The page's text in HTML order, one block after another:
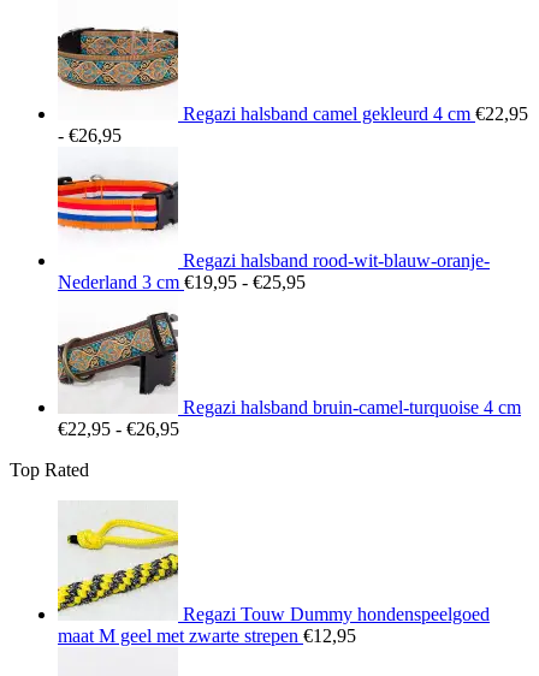
Regazi halsband camel gekleurd 4 cm €22,95
- €26,95Prijsklasse:
tot
€26,95
Regazi halsband rood-wit-blauw-oranje-
Nederland 3 cm €19,95 - €25,95Prijsklasse:
Regazi halsband bruin-camel-turquoise 4 cm
€22,95 - €26,95Prijsklasse:
Top Rated
Regazi Touw Dummy hondenspeelgoed
maat M geel met zwarte strepen €12,95